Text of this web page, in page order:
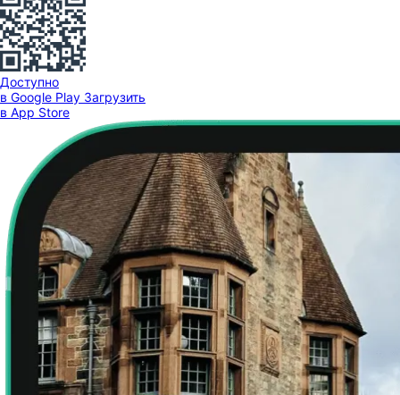
Доступно
в Google Play Загрузить
в App Store